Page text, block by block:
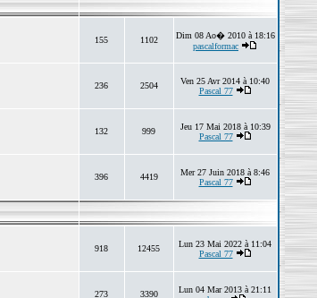
155 1102
Dim 08 Ao� 2010 à 18:16
pascalformac
236 2504
Ven 25 Avr 2014 à 10:40
Pascal 77
132 999
Jeu 17 Mai 2018 à 10:39
Pascal 77
396 4419
Mer 27 Juin 2018 à 8:46
Pascal 77
918 12455
Lun 23 Mai 2022 à 11:04
Pascal 77
273 3390
Lun 04 Mar 2013 à 21:11